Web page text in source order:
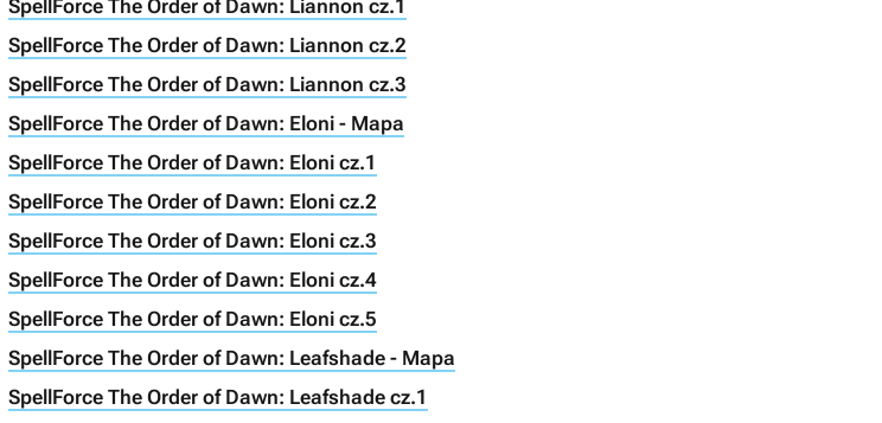
SpellForce The Order of Dawn: Liannon cz.1
SpellForce The Order of Dawn: Liannon cz.2
SpellForce The Order of Dawn: Liannon cz.3
SpellForce The Order of Dawn: Eloni - Mapa
SpellForce The Order of Dawn: Eloni cz.1
SpellForce The Order of Dawn: Eloni cz.2
SpellForce The Order of Dawn: Eloni cz.3
SpellForce The Order of Dawn: Eloni cz.4
SpellForce The Order of Dawn: Eloni cz.5
SpellForce The Order of Dawn: Leafshade - Mapa
SpellForce The Order of Dawn: Leafshade cz.1